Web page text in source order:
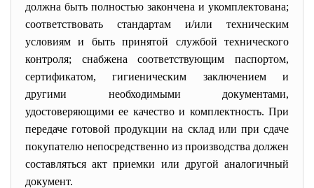
должна быть полностью закончена и укомплектована;
соответствовать стандартам и/или техническим
условиям и быть принятой службой технического
контроля; снабжена соответствующим паспортом,
сертификатом, гигиеническим заключением и
другими необходимыми документами,
удостоверяющими ее качество и комплектность. При
передаче готовой продукции на склад или при сдаче
покупателю непосредственно из производства должен
составляться акт приемки или другой аналогичный
документ.